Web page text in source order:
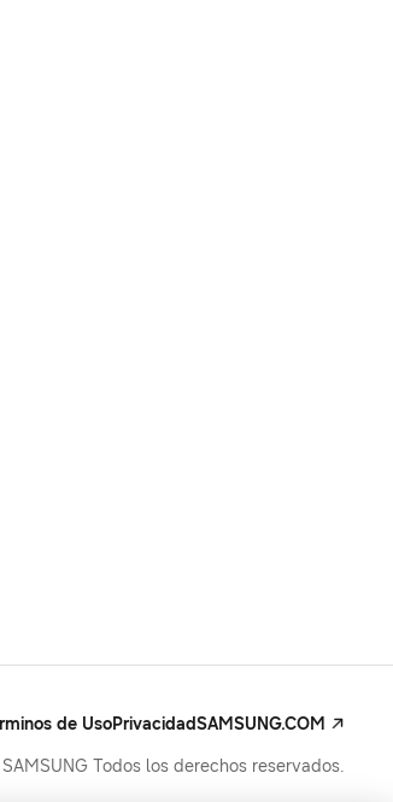
de UsoPrivacidadSAMSUNG.COM
Todos los derechos reservados.